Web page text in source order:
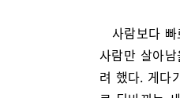
사람보다
사람만 살아
려 했다. 게다